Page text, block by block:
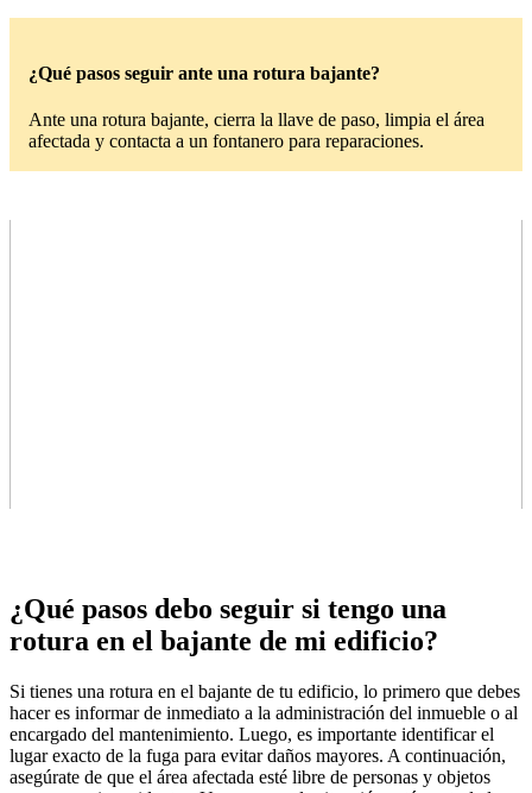
¿Qué pasos seguir ante una rotura bajante?
Ante una rotura bajante, cierra la llave de paso, limpia el área
afectada y contacta a un fontanero para reparaciones.
¿Qué pasos debo seguir si tengo una
rotura en el bajante de mi edificio?
Si tienes una rotura en el bajante de tu edificio, lo primero que debes
hacer es informar de inmediato a la administración del inmueble o al
encargado del mantenimiento. Luego, es importante identificar el
lugar exacto de la fuga para evitar daños mayores. A continuación,
asegúrate de que el área afectada esté libre de personas y objetos